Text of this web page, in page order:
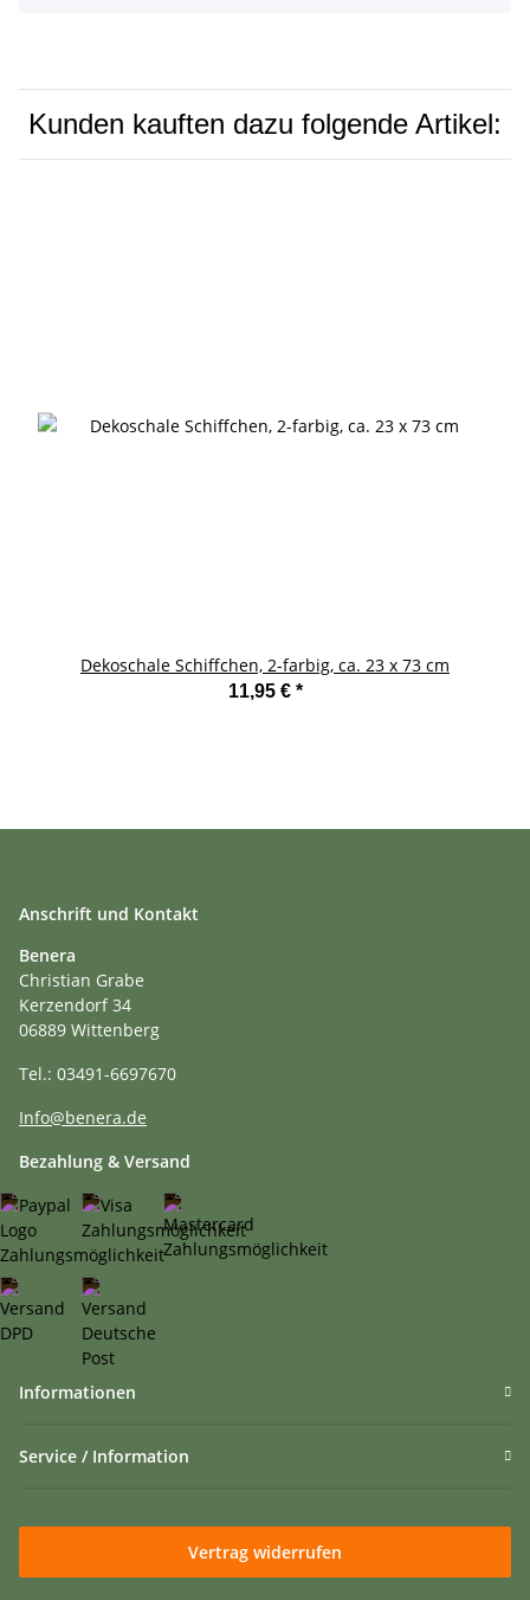
Kunden kauften dazu folgende Artikel:
Dekoschale Schiffchen, 2-farbig, ca. 23 x 73 cm
11,95 € *
Anschrift und Kontakt
Benera
Christian Grabe
Kerzendorf 34
06889 Wittenberg
Tel.: 03491-6697670
Info@benera.de
Bezahlung & Versand
Informationen
Service / Information
Vertrag widerrufen